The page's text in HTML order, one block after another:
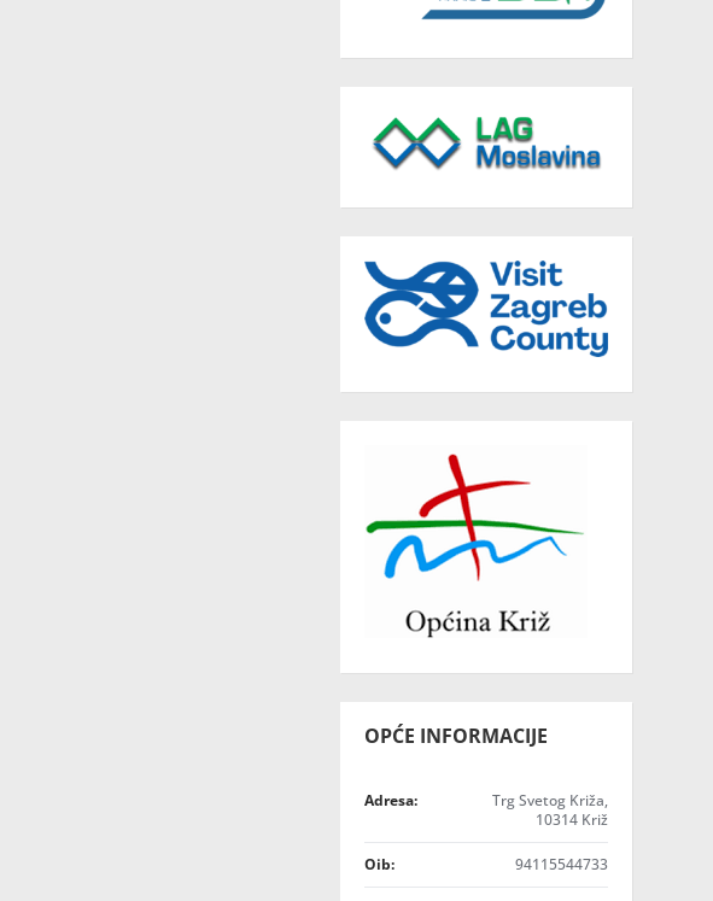
OPĆE INFORMACIJE
Adresa:
Trg Svetog Križa,
10314 Križ
Oib: 94115544733